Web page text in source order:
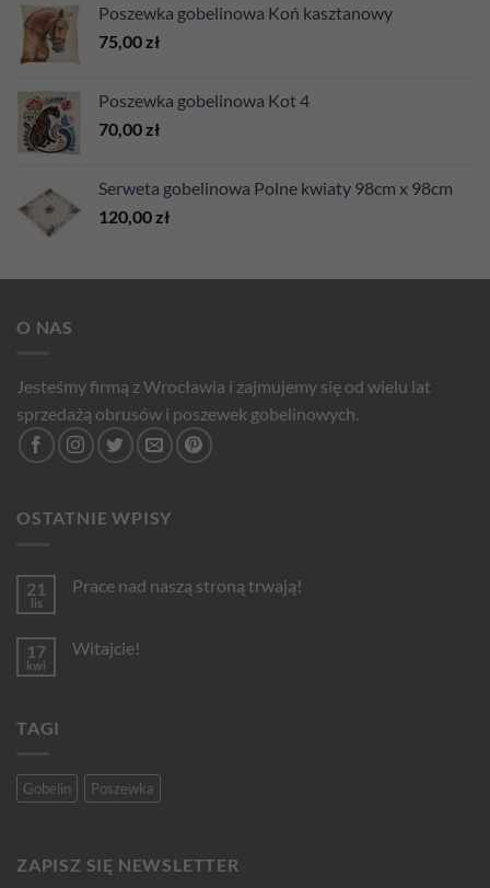
Poszewka gobelinowa Koń kasztanowy
75,00 zł
Poszewka gobelinowa Kot 4
70,00 zł
Serweta gobelinowa Polne kwiaty 98cm x 98cm
120,00 zł
O NAS
Jesteśmy firmą z Wrocławia i zajmujemy się od wielu lat
sprzedażą obrusów i poszewek gobelinowych.
OSTATNIE WPISY
21
lis
Prace nad naszą stroną trwają!
Prace
17
kwi
Witajcie!
TAGI
Gobelin Poszewka
ZAPISZ SIĘ NEWSLETTER